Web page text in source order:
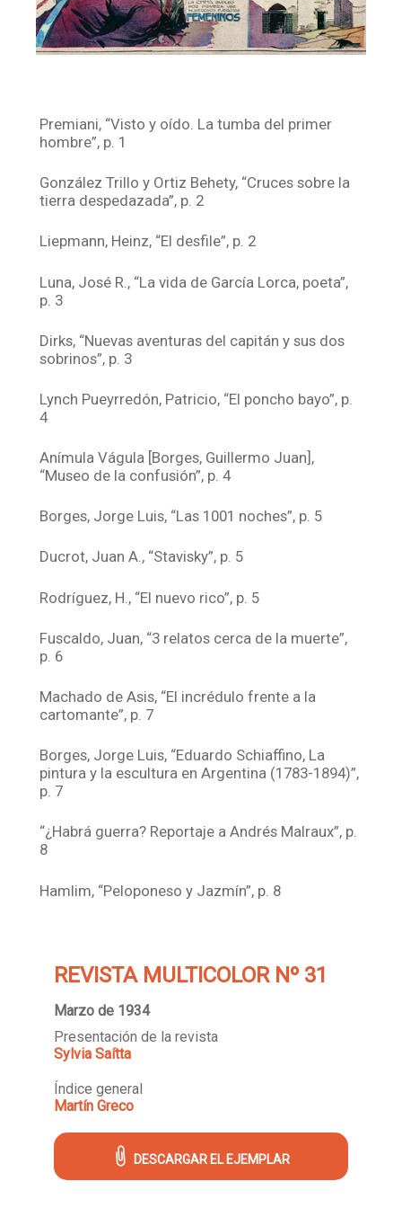
Premiani, “Visto y oído. La tumba del primer
hombre”, p. 1
González Trillo y Ortiz Behety, “Cruces sobre la
tierra despedazada”, p. 2
Liepmann, Heinz, “El desfile”, p. 2
Luna, José R., “La vida de García Lorca, poeta”,
p. 3
Dirks, “Nuevas aventuras del capitán y sus dos
sobrinos”, p. 3
Lynch Pueyrredón, Patricio, “El poncho bayo”, p.
4
Anímula Vágula [Borges, Guillermo Juan],
“Museo de la confusión”, p. 4
Borges, Jorge Luis, “Las 1001 noches”, p. 5
Ducrot, Juan A., “Stavisky”, p. 5
Rodríguez, H., “El nuevo rico”, p. 5
Fuscaldo, Juan, “3 relatos cerca de la muerte”,
p. 6
Machado de Asis, “El incrédulo frente a la
cartomante”, p. 7
Borges, Jorge Luis, “Eduardo Schiaffino, La
pintura y la escultura en Argentina (1783-1894)”,
p. 7
“¿Habrá guerra? Reportaje a Andrés Malraux”, p.
8
Hamlim, “Peloponeso y Jazmín”, p. 8
REVISTA MULTICOLOR Nº 31
Marzo de 1934
Presentación de la revista
Sylvia Saítta
Índice general
Martín Greco
DESCARGAR EL EJEMPLAR